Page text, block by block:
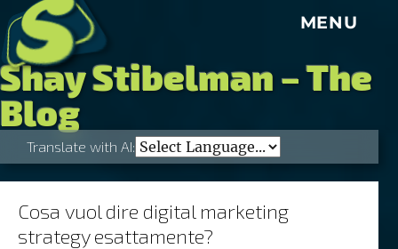
S
Shay Stibelman – The
Blog
MENU
Translate with AI:
Cosa vuol dire digital marketing
strategy esattamente?